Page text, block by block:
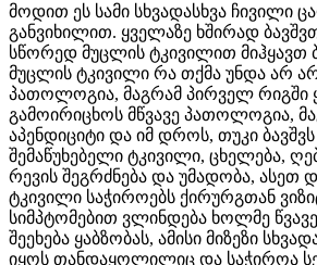
მოდით ეს სამი სხვადასხვა ჩივილი
განვიხილით. ყველაზე ხშირად
სწორედ მუცლის ტკივილით მიჰყავთ
მუცლის ტკივილი რა თქმა უნდა არ
პათოლოგია, მაგრამ პირველ რიგში
გამოირიცხოს მწვავე პათოლოგია,
აპენდიციტი და იმ დროს, თუკი ბავშვს
შემაწუხებელი ტკივილი, ცხელება,
რევის შეგრძნება და უმადობა, ასეთ
ტკივილი საჭიროებს ქირურგთან
სიმპტომებით ვლინდება ხოლმე
შეეხება ყაბზობას, ამისი მიზეზი
იყოს თანდაყოლილიც და საჭიროა